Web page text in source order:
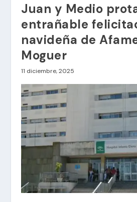
Juan y Medio
entrañable
navideña de
Moguer
11 diciembre, 2025